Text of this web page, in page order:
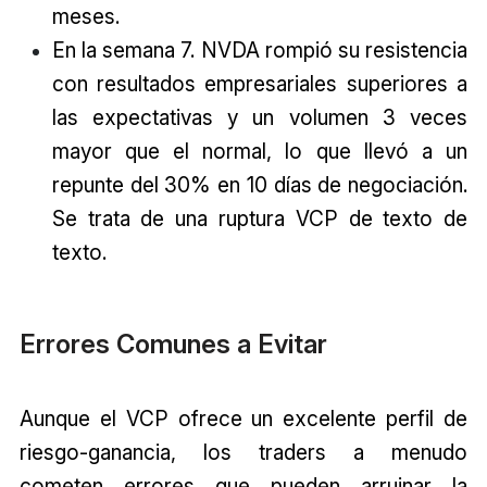
meses.
En la semana 7. NVDA rompió su resistencia
con resultados empresariales superiores a
las expectativas y un volumen 3 veces
mayor que el normal, lo que llevó a un
repunte del 30% en 10 días de negociación.
Se trata de una ruptura VCP de texto de
texto.
Errores Comunes a Evitar
Aunque el VCP ofrece un excelente perfil de
riesgo-ganancia, los traders a menudo